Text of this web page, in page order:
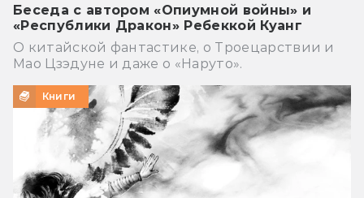
Беседа с автором «Опиумной войны» и
«Республики Дракон» Ребеккой Куанг
О китайской фантастике, о Троецарствии и
Мао Цзэдуне и даже о «Наруто».
Книги